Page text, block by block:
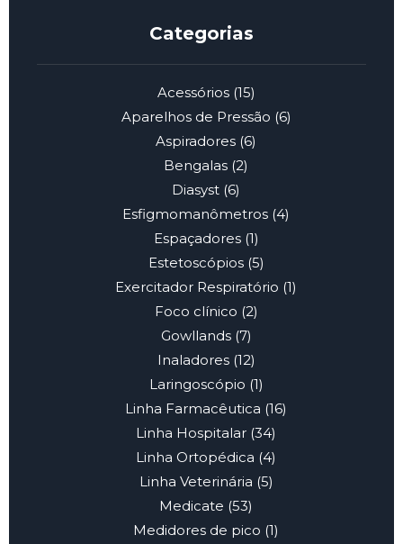
Categorias
Acessórios (15)
Aparelhos de Pressão (6)
Aspiradores (6)
Bengalas (2)
Diasyst (6)
Esfigmomanômetros (4)
Espaçadores (1)
Estetoscópios (5)
Exercitador Respiratório (1)
Foco clínico (2)
Gowllands (7)
Inaladores (12)
Laringoscópio (1)
Linha Farmacêutica (16)
Linha Hospitalar (34)
Linha Ortopédica (4)
Linha Veterinária (5)
Medicate (53)
Medidores de pico (1)